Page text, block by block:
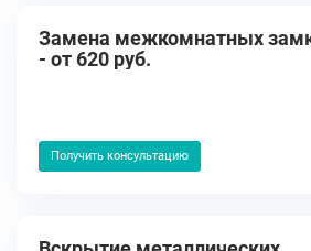
Замена межкомнатных
- от 620 руб.
Получить консультацию